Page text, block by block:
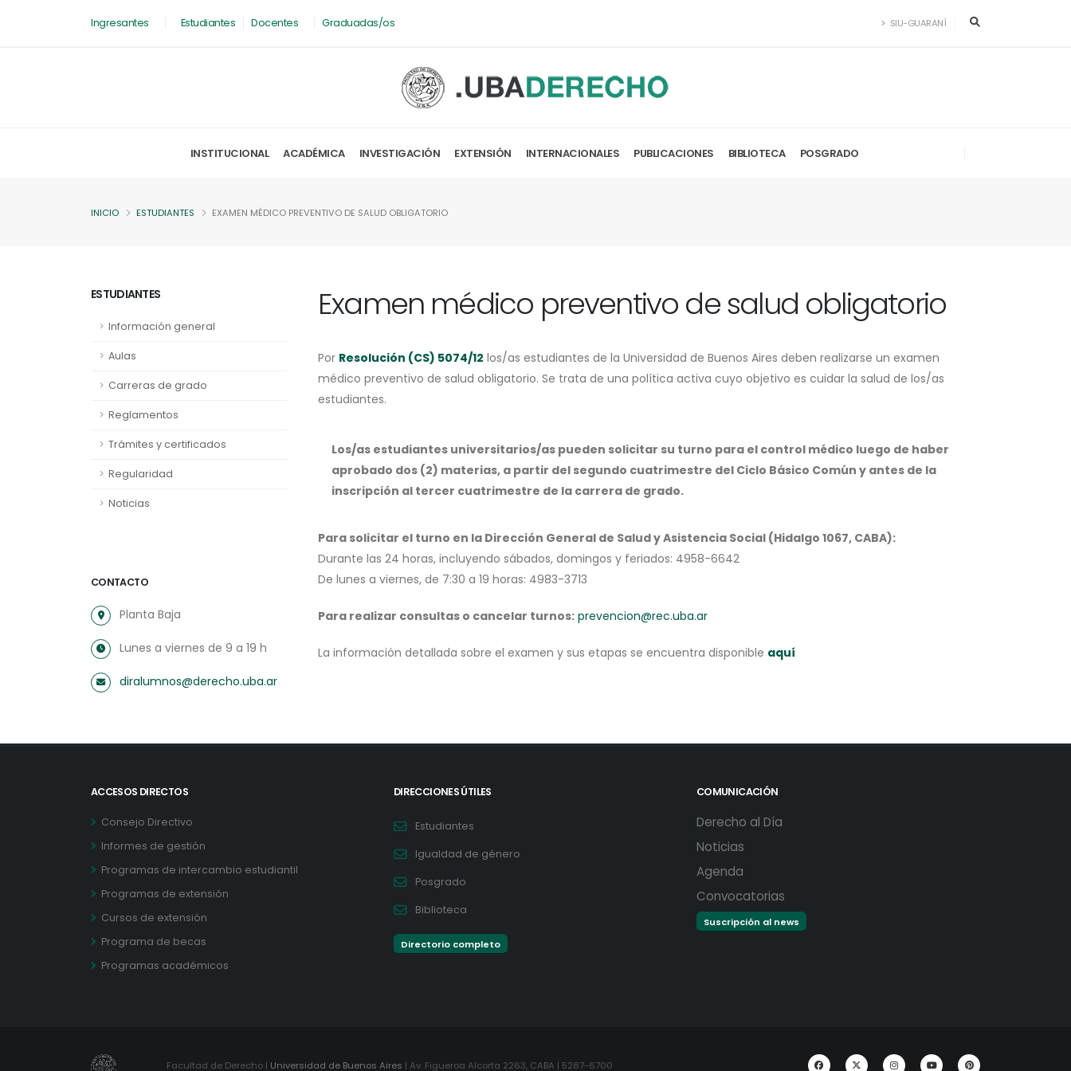
Ingresantes Estudiantes Docentes Graduadas/os SIU-GUARANÍ
INSTITUCIONAL ACADÉMICA INVESTIGACIÓN EXTENSIÓN INTERNACIONALES PUBLICACIONES BIBLIOTECA POSGRADO
INICIO ESTUDIANTES EXAMEN MÉDICO PREVENTIVO DE SALUD OBLIGATORIO
ESTUDIANTES
Información general
Aulas
Carreras de grado
Reglamentos
Trámites y certificados
Regularidad
Noticias
CONTACTO
Planta Baja
Lunes a viernes de 9 a 19 h
diralumnos@derecho.uba.ar
Examen médico preventivo de salud obligatorio
Por Resolución (CS) 5074/12 los/as estudiantes de la Universidad de Buenos Aires deben realizarse un examen
médico preventivo de salud obligatorio. Se trata de una política activa cuyo objetivo es cuidar la salud de los/as
estudiantes.
Los/as estudiantes universitarios/as pueden solicitar su turno para el control médico luego de haber
aprobado dos (2) materias, a partir del segundo cuatrimestre del Ciclo Básico Común y antes de la
inscripción al tercer cuatrimestre de la carrera de grado.
Para solicitar el turno en la Dirección General de Salud y Asistencia Social (Hidalgo 1067, CABA):
Durante las 24 horas, incluyendo sábados, domingos y feriados: 4958-6642
De lunes a viernes, de 7:30 a 19 horas: 4983-3713
Para realizar consultas o cancelar turnos: prevencion@rec.uba.ar
La información detallada sobre el examen y sus etapas se encuentra disponible aquí
ACCESOS DIRECTOS
Consejo Directivo
Informes de gestión
Programas de intercambio estudiantil
Programas de extensión
Cursos de extensión
Programa de becas
Programas académicos
DIRECCIONES ÚTILES
Estudiantes
Igualdad de género
Posgrado
Biblioteca
Directorio completo
COMUNICACIÓN
Derecho al Día
Noticias
Agenda
Convocatorias
Suscripción al news
Facultad de Derecho | Universidad de Buenos Aires | Av. Figueroa Alcorta 2263, CABA | 5287-6700